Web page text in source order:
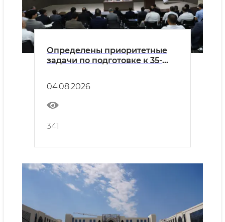
Определены приоритетные
задачи по подготовке к 35-
04.08.2026
341